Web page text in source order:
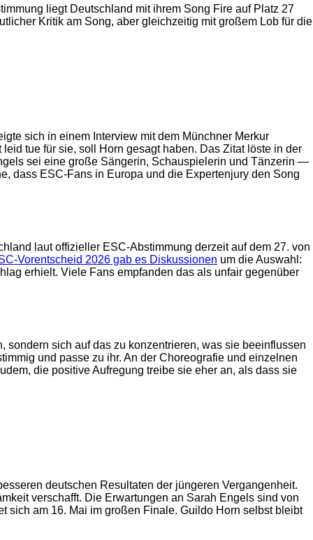
liegt Deutschland mit ihrem Song Fire auf Platz 27
Kritik am Song, aber gleichzeitig mit großem Lob für die
sich in einem Interview mit dem Münchner Merkur
tue für sie, soll Horn gesagt haben. Das Zitat löste in der
sei eine große Sängerin, Schauspielerin und Tänzerin —
dass ESC-Fans in Europa und die Expertenjury den Song
laut offizieller ESC-Abstimmung derzeit auf dem 27. von
Vorentscheid 2026 gab es Diskussionen um die Auswahl:
erhielt. Viele Fans empfanden das als unfair gegenüber
sich auf das zu konzentrieren, was sie beeinflussen
und passe zu ihr. An der Choreografie und einzelnen
die positive Aufregung treibe sie eher an, als dass sie
deutschen Resultaten der jüngeren Vergangenheit.
verschafft. Die Erwartungen an Sarah Engels sind von
sich am 16. Mai im großen Finale. Guildo Horn selbst bleibt